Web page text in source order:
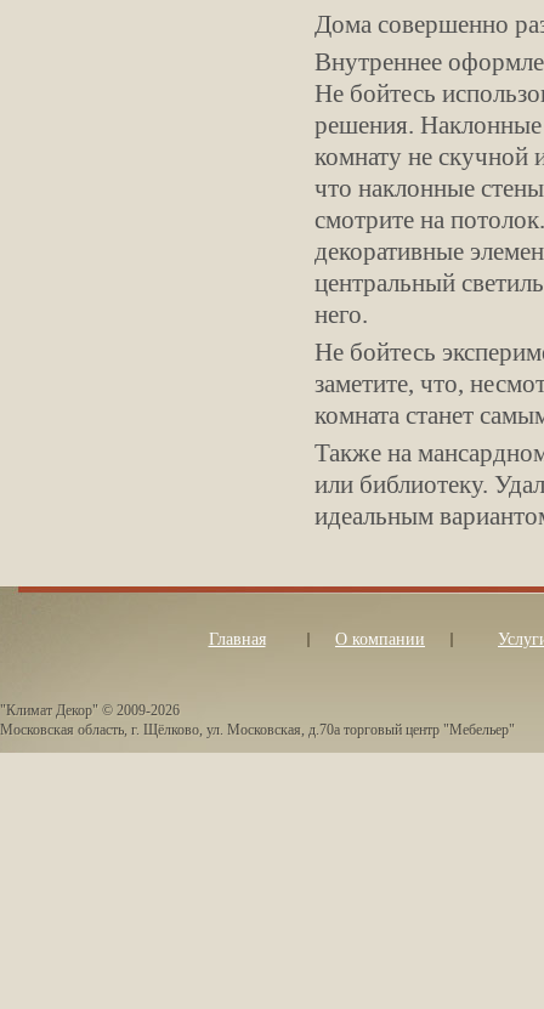
Дома совершенно
Внутреннее
Не бойтесь
решения. Наклонные
комнату не
что наклонные
смотрите на
декоративные
центральный
него.
Не бойтесь
заметите, что,
комната станет
Также на
или библиотеку.
идеальным
Главная О компании
"Климат Декор" © 2009-2026
Московская область, г. Щёлково, ул. Московская, д.70а торговый центр "Мебельер"